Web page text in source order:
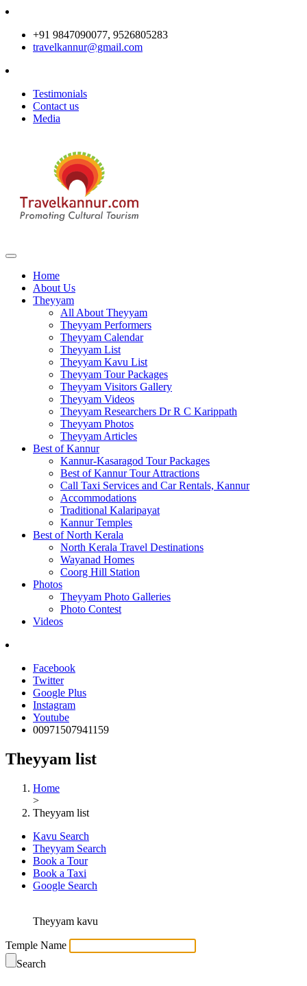
+91 9847090077, 9526805283
travelkannur@gmail.com
Testimonials
Contact us
Media
Home
About Us
Theyyam
All About Theyyam
Theyyam Performers
Theyyam Calendar
Theyyam List
Theyyam Kavu List
Theyyam Tour Packages
Theyyam Visitors Gallery
Theyyam Videos
Theyyam Researchers Dr R C Karippath
Theyyam Photos
Theyyam Articles
Best of Kannur
Kannur-Kasaragod Tour Packages
Best of Kannur Tour Attractions
Call Taxi Services and Car Rentals, Kannur
Accommodations
Traditional Kalaripayat
Kannur Temples
Best of North Kerala
North Kerala Travel Destinations
Wayanad Homes
Coorg Hill Station
Photos
Theyyam Photo Galleries
Photo Contest
Videos
Facebook
Twitter
Google Plus
Instagram
Youtube
00971507941159
Theyyam list
Home
>
Theyyam list
Kavu Search
Theyyam Search
Book a Tour
Book a Taxi
Google Search
Theyyam kavu
Temple Name
Search